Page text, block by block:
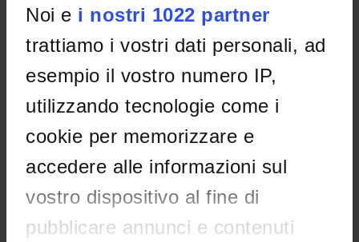
Noi e i nostri 1022 partner
trattiamo i vostri dati personali, ad
esempio il vostro numero IP,
utilizzando tecnologie come i
cookie per memorizzare e
accedere alle informazioni sul
vostro dispositivo al fine di
pubblicare annunci e contenuti
all'insegnamento Medicina legale 1 (discipline specifiche
della tipologia).
OFFERTA FORMATIVA
CORSI DI STUDIO
DOTTORATI, MASTER E FORMAZIONE SUPERIORE
Persone